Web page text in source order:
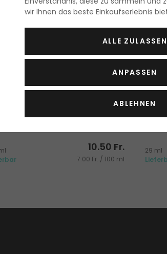
Ji Woo Gae Cica BHA Acne
Cleansing
10.50 Fr.
7.00 Fr. / 100 ml
29 ml
wir Ihnen das beste Einkaufserlebnis
ALLE ZULASSEN
ANPASSEN
ABLEHNEN